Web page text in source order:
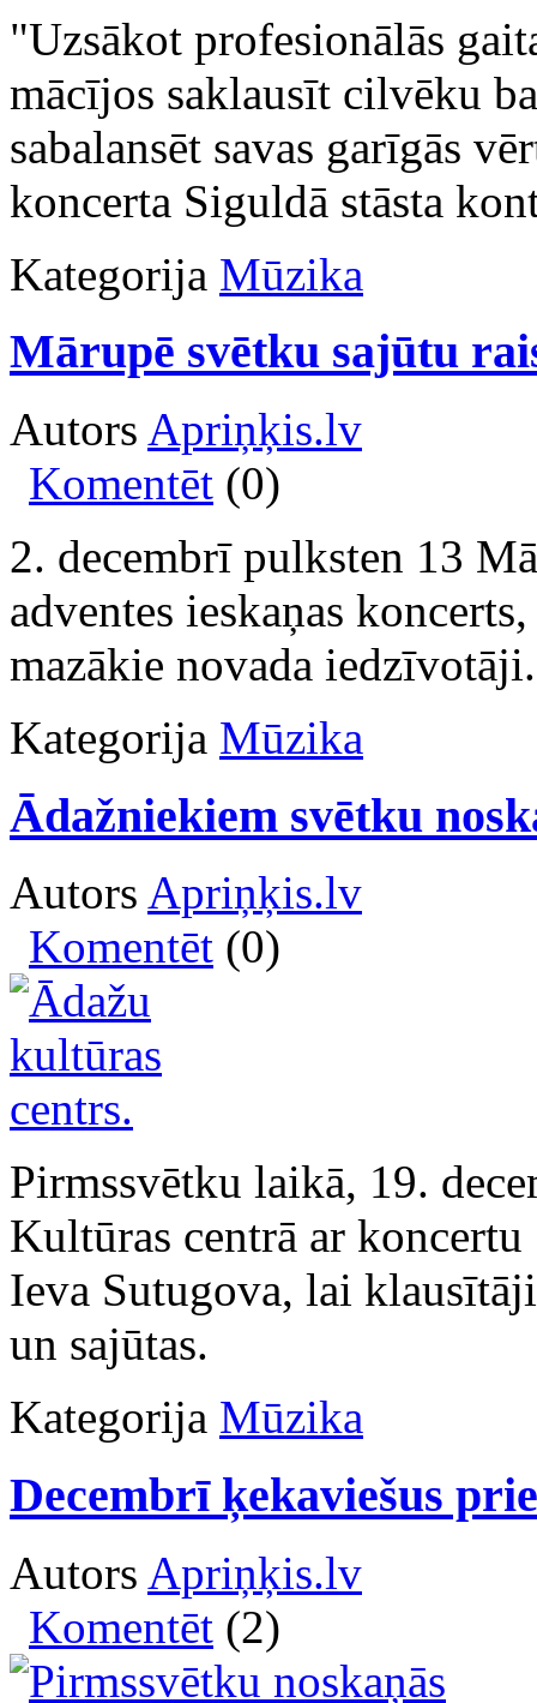
"Uzsākot profesionālās
mācījos saklausīt cilvēku
sabalansēt savas garīgās
koncerta Siguldā stāsta
Kategorija Mūzika
Mārupē svētku sajūtu
Autors Apriņķis.lv
Komentēt (0)
2. decembrī pulksten 13
adventes ieskaņas
mazākie novada iedzīvotāji.
Kategorija Mūzika
Ādažniekiem svētku
Autors Apriņķis.lv
Komentēt (0)
Pirmssvētku laikā, 19.
Kultūras centrā ar
Ieva Sutugova, lai
un sajūtas.
Kategorija Mūzika
Decembrī ķekaviešus
Autors Apriņķis.lv
Komentēt (2)